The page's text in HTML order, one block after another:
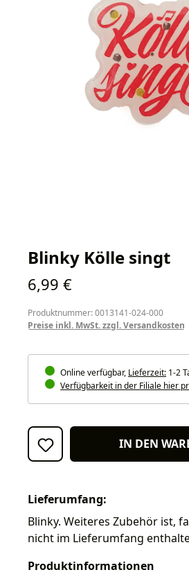
Blinky Kölle singt
Regulärer Preis:
6,99 €
Produktnummer: 0013141-024-000
Preise inkl. MwSt. zzgl. Versandkosten
Online verfügbar, Lieferzeit: 1-2
Verfügbarkeit in der Filiale hier
IN DEN
Lieferumfang:
Blinky. Weiteres Zubehör ist,
nicht im Lieferumfang
Produktinformationen